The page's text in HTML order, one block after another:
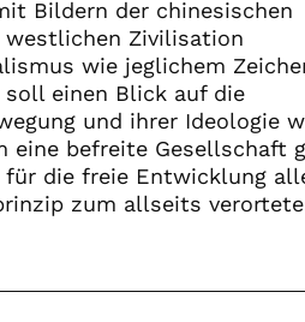
Bildern der chinesischen
Zivilisation
wie jeglichem
soll einen Blick auf die
und ihrer Ideologie
eine befreite Gesellschaft
für die freie Entwicklung
zum allseits